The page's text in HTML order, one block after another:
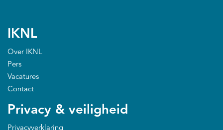
IKNL
Over IKNL
Pers
Vacatures
Contact
Privacy & veiligheid
Privacyverklaring